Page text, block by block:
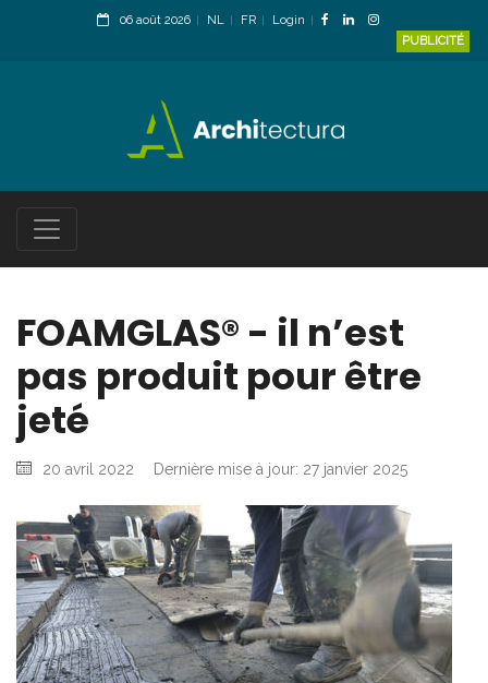
06 août 2026 NL FR
Login
PUBLICITÉ
FOAMGLAS® - il n’est
pas produit pour être
jeté
20 avril 2022 Dernière mise à jour: 27 janvier 2025